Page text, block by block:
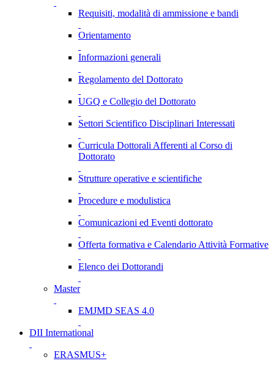
Requisiti, modalità di ammissione e bandi
Orientamento
Informazioni generali
Regolamento del Dottorato
UGQ e Collegio del Dottorato
Settori Scientifico Disciplinari Interessati
Curricula Dottorali Afferenti al Corso di
Dottorato
Strutture operative e scientifiche
Procedure e modulistica
Comunicazioni ed Eventi dottorato
Offerta formativa e Calendario Attività Formative
Elenco dei Dottorandi
Master
EMJMD SEAS 4.0
DII International
ERASMUS+